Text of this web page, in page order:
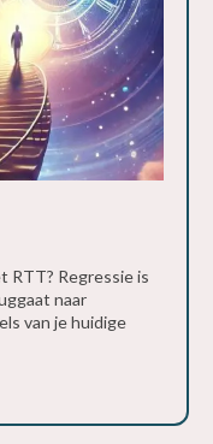
RTT? Regressie is
naar
van je huidige